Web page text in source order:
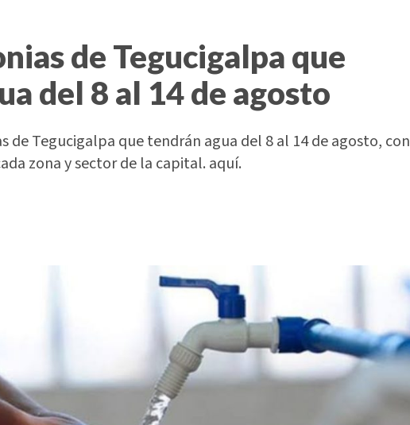
de Tegucigalpa que
del 8 al 14 de agosto
de Tegucigalpa que tendrán agua del 8 al 14 de agosto, con
zona y sector de la capital. aquí.